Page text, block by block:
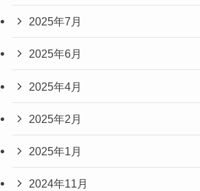
2025年7月
2025年6月
2025年4月
2025年2月
2025年1月
2024年11月